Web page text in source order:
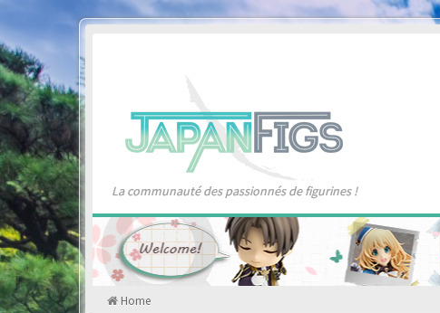
La communauté des passionnés de figurines !
Home